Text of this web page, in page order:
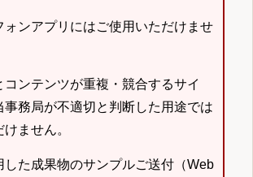
ンアプリにはご使用いただけませ
ンテンツが重複・競合するサイ
事務局が不適切と判断した用途では
ません。
た成果物のサンプルご送付（Web